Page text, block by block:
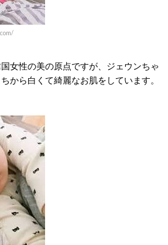
女性の美の原点ですが、ジェウンちゃ
から白くて綺麗なお肌をしています。